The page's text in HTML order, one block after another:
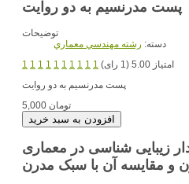
پست مدرنسیم به دو روایت
توضیحات
دسته: رشته مهندسي معماري
1 1 1 1 1 1 1 1 1 1
امتیاز 5.00 (1 رای)
5,000 تومان
زیبایی شناسی در معماری
و مقایسه آن با سبک مدرن